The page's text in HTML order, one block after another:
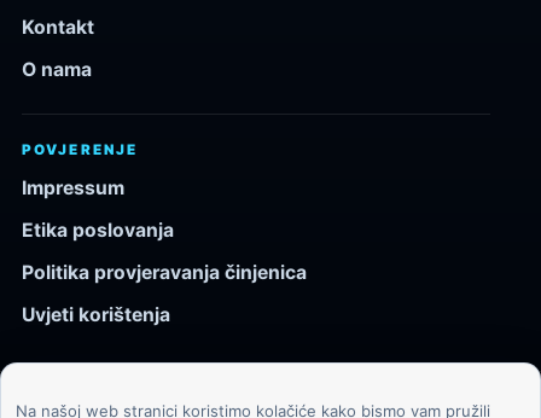
Kontakt
O nama
POVJERENJE
Impressum
Etika poslovanja
Politika provjeravanja činjenica
Uvjeti korištenja
Na našoj web stranici koristimo kolačiće kako bismo vam pružili